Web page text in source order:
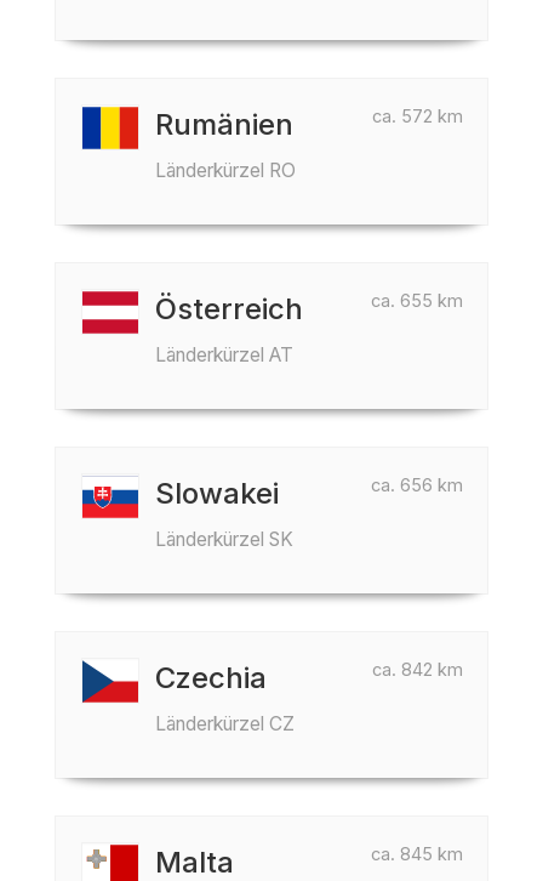
ca. 572 km
Rumänien
Länderkürzel RO
ca. 655 km
Österreich
Länderkürzel AT
ca. 656 km
Slowakei
Länderkürzel SK
ca. 842 km
Czechia
Länderkürzel CZ
ca. 845 km
Malta